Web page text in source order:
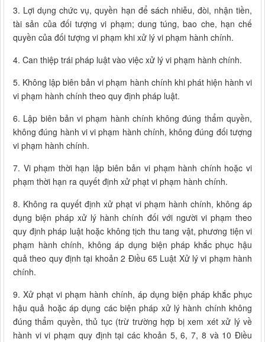
3. Lợi dụng chức vụ, quyền hạn để sách nhiễu, đòi, nhận tiền,
tài sản của đối tượng vi phạm; dung túng, bao che, hạn chế
quyền của đối tượng vi phạm khi xử lý vi phạm hành chính.
4. Can thiệp trái pháp luật vào việc xử lý vi phạm hành chính.
5. Không lập biên bản vi phạm hành chính khi phát hiện hành vi
vi phạm hành chính theo quy định pháp luật.
6. Lập biên bản vi phạm hành chính không đúng thẩm quyền,
không đúng hành vi vi phạm hành chính, không đúng đối tượng
vi phạm hành chính.
7. Vi phạm thời hạn lập biên bản vi phạm hành chính hoặc vi
phạm thời hạn ra quyết định xử phạt vi phạm hành chính.
8. Không ra quyết định xử phạt vi phạm hành chính, không áp
dụng biện pháp xử lý hành chính đối với người vi phạm theo
quy định pháp luật hoặc không tịch thu tang vật, phương tiện vi
phạm hành chính, không áp dụng biện pháp khắc phục hậu
quả theo quy định tại khoản 2 Điều 65 Luật Xử lý vi phạm hành
chính.
9. Xử phạt vi phạm hành chính, áp dụng biện pháp khắc phục
hậu quả hoặc áp dụng các biện pháp xử lý hành chính không
đúng thẩm quyền, thủ tục (trừ trường hợp bị xem xét xử lý về
hành vi vi phạm quy định tại các khoản 5, 6, 7, 8 và 10 Điều